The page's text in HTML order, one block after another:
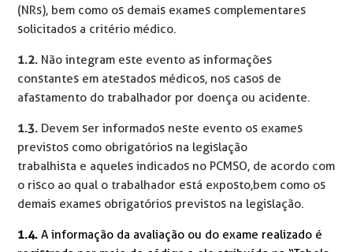
(NRs), bem como os demais exames complementares
solicitados a critério médico.
1.2. Não integram este evento as informações
constantes em atestados médicos, nos casos de
afastamento do trabalhador por doença ou acidente.
1.3. Devem ser informados neste evento os exames
previstos como obrigatórios na legislação
trabalhista e aqueles indicados no PCMSO, de acordo com
o risco ao qual o trabalhador está exposto,bem como os
demais exames obrigatórios previstos na legislação.
1.4.A informação da avaliação ou do exame realizado é